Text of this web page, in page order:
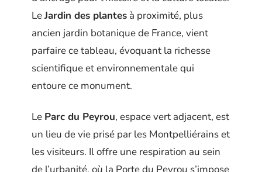
LeJardin des plantes à proximité, plus
ancien jardin botanique de France, vient
parfaire ce tableau, évoquant la richesse
scientifique et environnementale qui
entoure ce monument.
Le Parc du Peyrou, espace vert adjacent, est
un lieu de vie prisé par les Montpelliérains et
les visiteurs. Il offre une respiration au sein
de l’urbanité, où la Porte du Peyrou s’impose